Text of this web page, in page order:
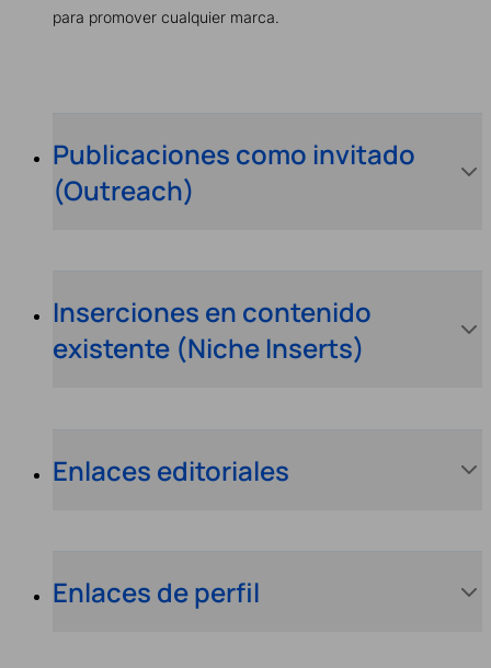
para promover cualquier marca.
Publicaciones como invitado
(Outreach)
Inserciones en contenido
existente (Niche Inserts)
Enlaces editoriales
Enlaces de perfil